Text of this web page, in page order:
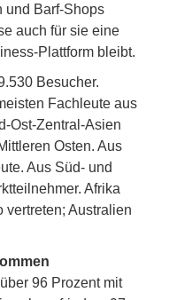
und Barf-Shops
auch für sie eine
Plattform bleibt.
Besucher.
Fachleute aus
Ost-Zentral-Asien
Osten. Aus
Aus Süd- und
Afrika
vertreten; Australien
96 Prozent mit